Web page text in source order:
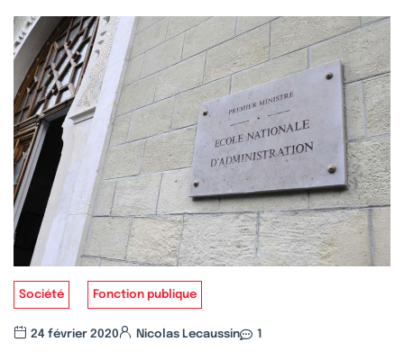
Société Fonction publique
24 février 2020 Nicolas Lecaussin 1